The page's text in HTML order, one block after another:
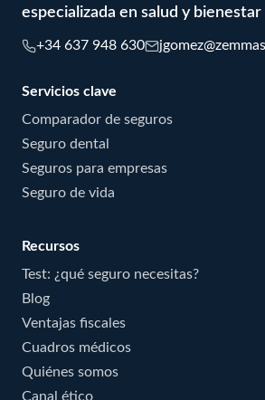
especializada en salud y bienestar
+34 637 948 630
Servicios clave
Comparador de seguros
Seguro dental
Seguros para empresas
Seguro de vida
Recursos
Test: ¿qué seguro necesitas?
Blog
Ventajas fiscales
Cuadros médicos
Quiénes somos
Canal ético